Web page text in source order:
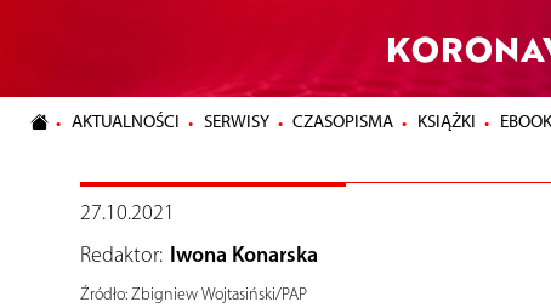
AKTUALNOŚCI SERWISY CZASOPISMA KSIĄŻKI
27.10.2021
Redaktor: Iwona Konarska
Źródło:Zbigniew Wojtasiński/PAP